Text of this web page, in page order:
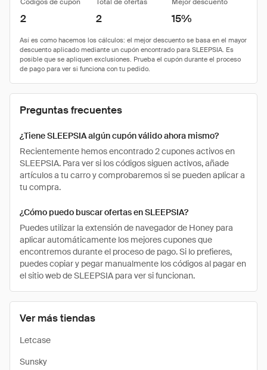
Ver más tiendas
Letcase
Sunsky
2 2 15%
Preguntas frecuentes
¿Tiene SLEEPSIA algún cupón válido ahora mismo?
Recientemente hemos encontrado 2 cupones activos en
SLEEPSIA. Para ver si los códigos siguen activos, añade
artículos a tu carro y comprobaremos si se pueden aplicar a
tu compra.
¿Cómo puedo buscar ofertas en SLEEPSIA?
Puedes utilizar la extensión de navegador de Honey para
aplicar automáticamente los mejores cupones que
encontremos durante el proceso de pago. Si lo prefieres,
puedes copiar y pegar manualmente los códigos al pagar en
el sitio web de SLEEPSIA para ver si funcionan.